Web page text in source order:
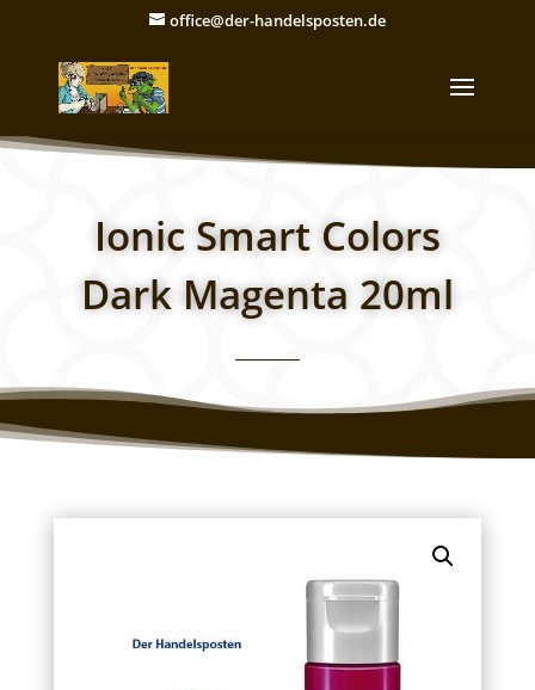
office@der-handelsposten.de
Ionic Smart Colors
Dark Magenta 20ml